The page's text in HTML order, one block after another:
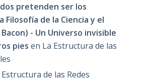
pretenden ser los
Filosofía de la Ciencia y el
- Un Universo invisible
pies en La Estructura de las
Estructura de las Redes